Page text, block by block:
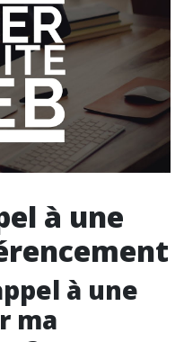
à une
à une
ma